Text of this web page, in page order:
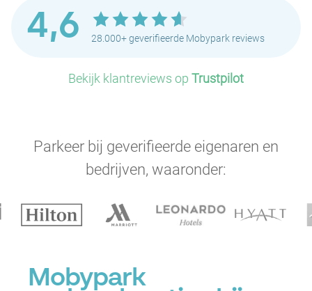
4,6 28.000+ geverifieerde Mobypark reviews
Bekijk klantreviews op Trustpilot
Parkeer bij geverifieerde eigenaren en
bedrijven, waaronder:
Mobypark
P
P
P